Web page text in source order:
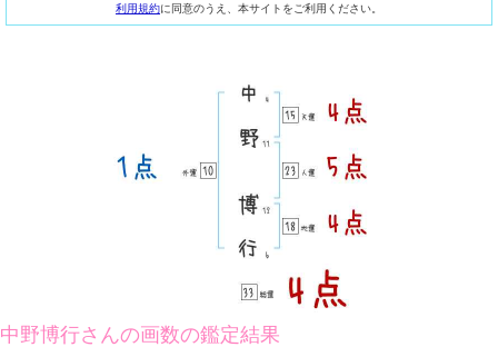
利用規約に同意のうえ、本サイトをご利用ください。
中野博行さんの画数の鑑定結果